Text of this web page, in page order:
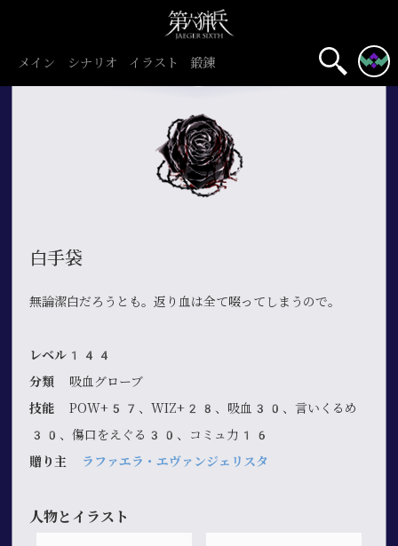
メイン シナリオ イラスト 鍛錬
白手袋
無論潔白だろうとも。返り血は全て啜ってしまうので。
レベル144
分類 吸血グローブ
技能 POW+57、WIZ+28、吸血30、言いくるめ
30、傷口をえぐる30、コミュ力16
贈り主 ラファエラ・エヴァンジェリスタ
人物とイラスト